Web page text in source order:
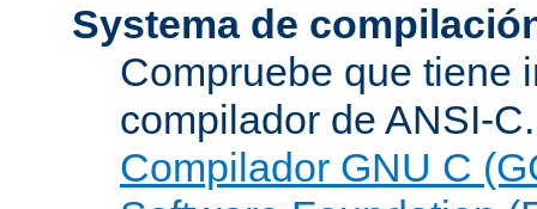
Systema de
Compruebe que tiene
compilador de ANSI-
Compilador GNU C